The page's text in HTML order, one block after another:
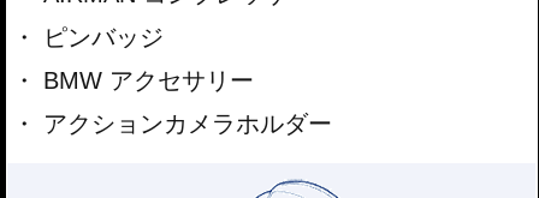
ピンバッジ
BMW アクセサリー
アクションカメラホルダー